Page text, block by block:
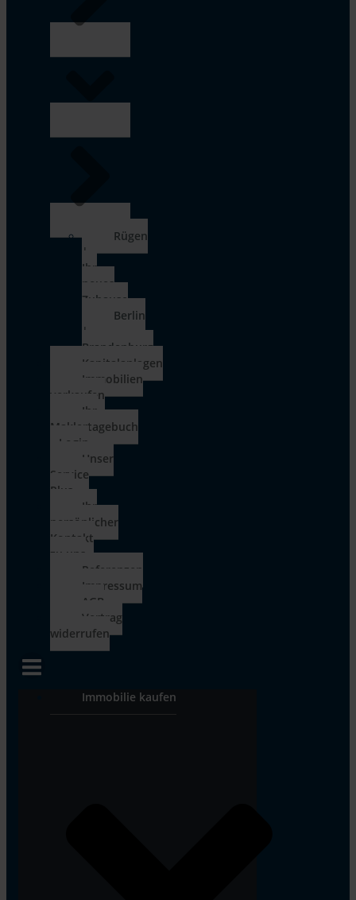
Rügen
|
Ihr
neues
Zuhause
Berlin
|
Brandenburg
Kapitalanlagen
Immobilien
verkaufen
Ihr
Maklertagebuch
– Login
Unser
Service
Plus
Ihr
persönlicher
Kontakt
zu uns
Referenzen
Impressum
AGB
Vertrag
widerrufen
Immobilie kaufen